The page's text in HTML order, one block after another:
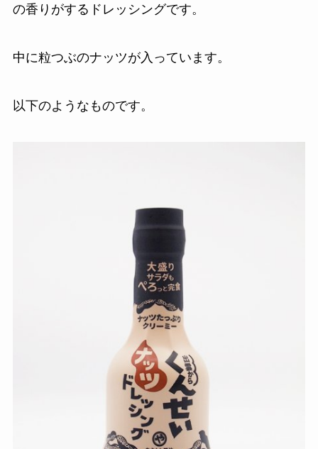
の香りがするドレッシングです。
中に粒つぶのナッツが入っています。
以下のようなものです。